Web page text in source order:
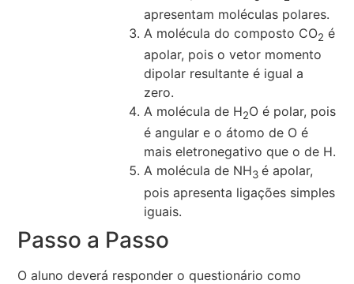
apresentam moléculas polares.
A molécula do composto CO2 é
apolar, pois o vetor momento
dipolar resultante é igual a
zero.
A molécula de H2O é polar, pois
é angular e o átomo de O é
mais eletronegativo que o de H.
A molécula de NH3é apolar,
pois apresenta ligações simples
iguais.
Passo a Passo
O aluno deverá responder o questionário como